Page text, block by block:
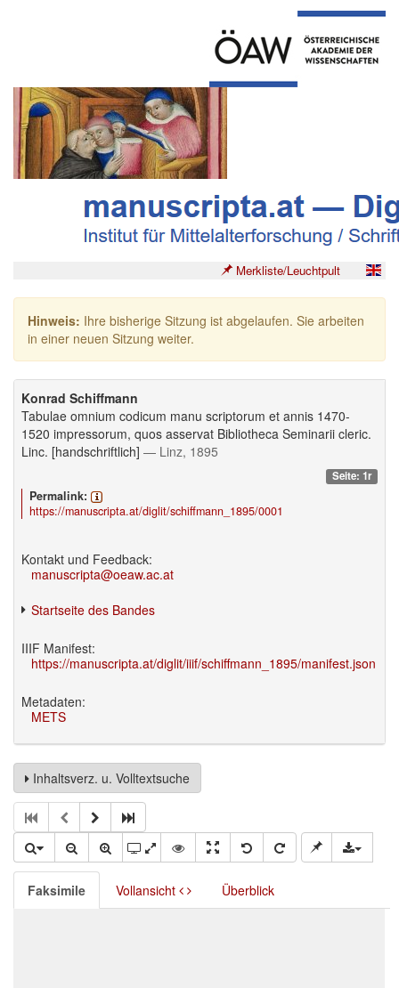
Merkliste/Leuchtpult
Hinweis: Ihre bisherige Sitzung ist abgelaufen. Sie arbeiten
in einer neuen Sitzung weiter.
Konrad Schiffmann
Tabulae omnium codicum manu scriptorum et annis 1470-
1520 impressorum, quos asservat Bibliotheca Seminarii cleric.
Linc. [handschriftlich] — Linz, 1895
Seite: 1r
Permalink:
https://manuscripta.at/diglit/schiffmann_1895/0001
Kontakt und Feedback:
manuscripta@oeaw.ac.at
Startseite des Bandes
IIIF Manifest:
https://manuscripta.at/diglit/iiif/schiffmann_1895/manifest.json
Metadaten:
METS
Inhaltsverz. u. Volltextsuche
Faksimile Vollansicht Überblick